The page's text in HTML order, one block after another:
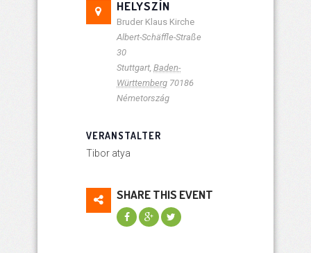
HELYSZÍN
Bruder Klaus Kirche
Albert-Schäffle-Straße
30
Stuttgart Baden-
Württemberg 70186
Németország
VERANSTALTER
Tibor atya
SHARE THIS EVENT